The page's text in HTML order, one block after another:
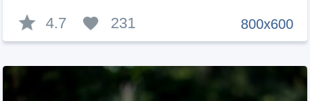
800x600
4.7 231